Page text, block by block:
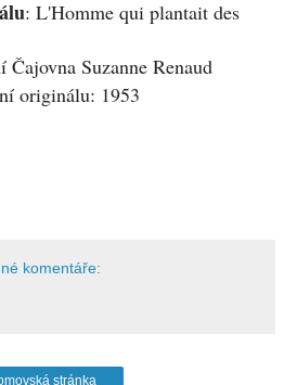
: L'Homme qui plantait des
Čajovna Suzanne Renaud
originálu: 1953
komentáře:
stránka